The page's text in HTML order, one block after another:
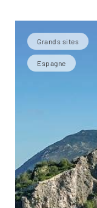
Grands sites
Espagne